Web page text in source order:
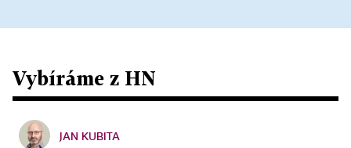
Vybíráme z HN
JAN KUBITA